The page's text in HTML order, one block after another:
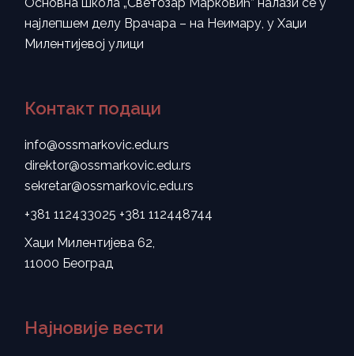
најлепшем делу Врачара – на Неимару, у Хаџи
Милентијевој улици
Контакт подаци
info@ossmarkovic.edu.rs
direktor@ossmarkovic.edu.rs
sekretar@ossmarkovic.edu.rs
+381 112433025 +381 112448744
Хаџи Милентијева 62,
11000 Београд
Најновије вести